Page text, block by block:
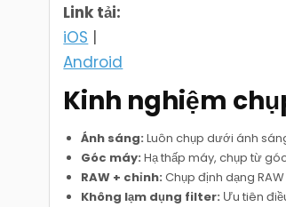
Link tải:
iOS |
Android
Kinh nghiệm
Ánh sáng: Luôn chụp dưới ánh
Góc máy: Hạ thấp máy, chụp từ
RAW + chỉnh: Chụp định dạng
Không lạm dụng filter: Ưu tiên